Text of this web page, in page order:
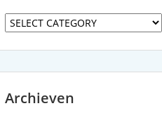
Categorieën
Archieven